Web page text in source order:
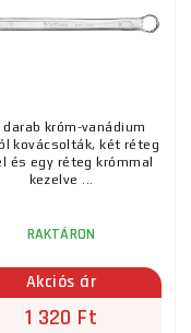
darab króm-vanádium
kovácsolták, két réteg
és egy réteg krómmal
kezelve ...
RAKTÁRON
Akciós ár
1 320 Ft